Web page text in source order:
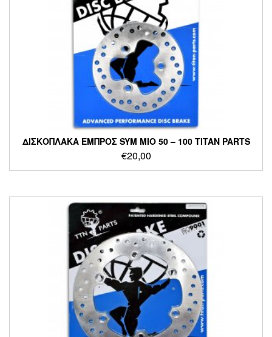
ΔΙΣΚΟΠΛΑΚΑ ΕΜΠΡΟΣ SYM MIO 50 – 100 TITAN PARTS
€20,00